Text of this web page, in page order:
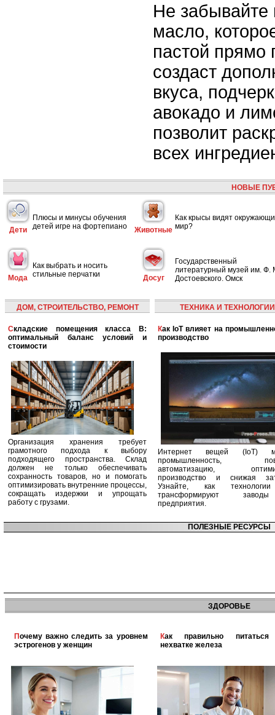
Не забывайте
масло,
пастой прямо
создаст
вкуса,
авокадо и
позволит
всех
НОВЫЕ
Дети
Плюсы и минусы обучения
детей игре на фортепиано
Животные
Как крысы видят
мир?
Мода
Как выбрать и носить
стильные перчатки
Досуг
Государственный
литературный музей им. Ф.
Достоевского. Омск
ДОМ, СТРОИТЕЛЬСТВО, РЕМОНТ
Складские помещения класса B:
оптимальный баланс условий и
стоимости
Организация хранения требует
грамотного подхода к выбору
подходящего пространства. Склад
должен не только обеспечивать
сохранность товаров, но и помогать
оптимизировать внутренние процессы,
сокращать издержки и упрощать
работу с грузами.
ТЕХНИКА И ТЕХНОЛОГИИ
Как IoT влияет на промышленность и
производство
Интернет вещей (IoT)
промышленность,
автоматизацию,
производство и снижая
Узнайте, как
трансформируют
предприятия.
ПОЛЕЗНЫЕ РЕСУРСЫ
ЗДОРОВЬЕ
Почему важно следить за уровнем
эстрогенов у женщин
Как правильно питаться при
нехватке железа